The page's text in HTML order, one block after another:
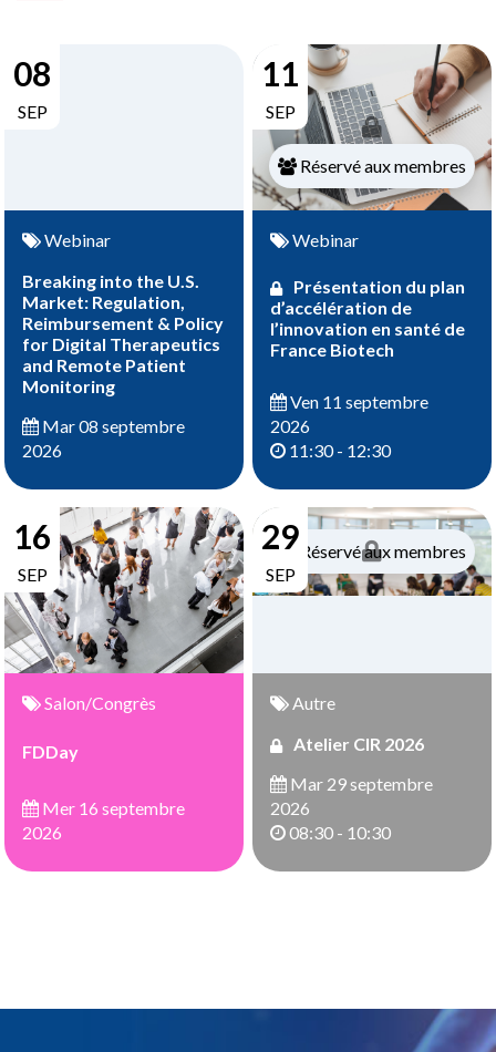
08
SEP
Webinar
Breaking into the U.S.
Market: Regulation,
Reimbursement & Policy
for Digital Therapeutics
and Remote Patient
Monitoring
Mar 08 septembre
2026
11
SEP
Réservé aux membres
Webinar
Présentation du plan
d’accélération de
l’innovation en santé de
France Biotech
Ven 11 septembre
2026
11:30 - 12:30
16
SEP
Salon/Congrès
FDDay
Mer 16 septembre
2026
29
SEP
Réservé aux membres
Autre
Atelier CIR 2026
Mar 29 septembre
2026
08:30 - 10:30